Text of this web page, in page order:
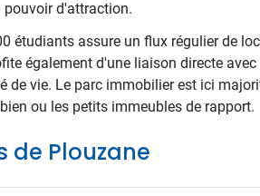
pouvoir d'attraction.
étudiants assure un flux régulier de
également d'une liaison directe
de vie. Le parc immobilier est ici
ou les petits immeubles de rapport.
de Plouzane